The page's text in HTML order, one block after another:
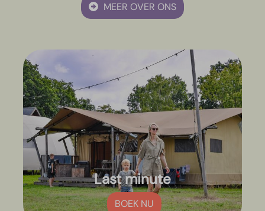
MEER OVER ONS
Last minute
BOEK NU